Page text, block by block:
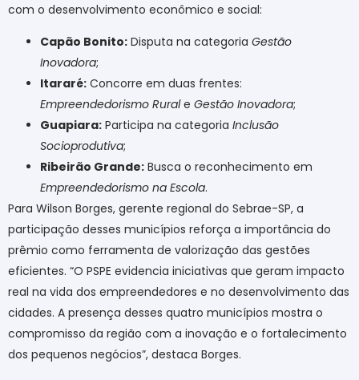
com o desenvolvimento econômico e social:
Capão Bonito: Disputa na categoria Gestão
Inovadora;
Itararé: Concorre em duas frentes:
Empreendedorismo Rurale Gestão Inovadora;
Guapiara: Participa na categoria Inclusão
Socioprodutiva;
Ribeirão Grande: Busca o reconhecimento em
Empreendedorismo na Escola.
Para Wilson Borges, gerente regional do Sebrae-SP, a
participação desses municípios reforça a importância do
prêmio como ferramenta de valorização das gestões
eficientes. “O PSPE evidencia iniciativas que geram impacto
real na vida dos empreendedores e no desenvolvimento das
cidades. A presença desses quatro municípios mostra o
compromisso da região com a inovação e o fortalecimento
dos pequenos negócios”, destaca Borges.